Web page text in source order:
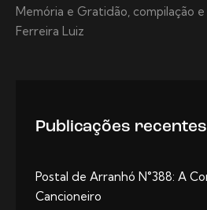
Memória e Gratidão, compilação
Ferreira Luiz
Publicações recentes
Postal de Arranhó N°388: A
Cancioneiro